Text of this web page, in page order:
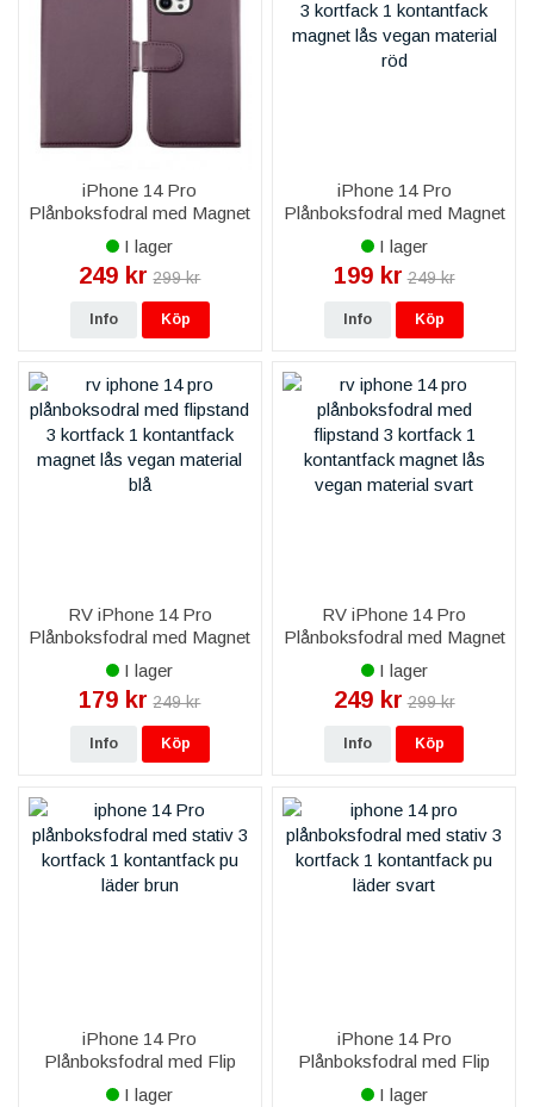
iPhone 14 Pro
Plånboksfodral med Magnet
- Lila
I lager
249 kr 299 kr
Info Köp
iPhone 14 Pro
Plånboksfodral med Magnet
- Röd
I lager
199 kr 249 kr
Info Köp
RV iPhone 14 Pro
Plånboksfodral med Magnet
- Blå
I lager
179 kr 249 kr
Info Köp
RV iPhone 14 Pro
Plånboksfodral med Magnet
- Svart
I lager
249 kr 299 kr
Info Köp
iPhone 14 Pro
Plånboksfodral med Flip
Stand - Brun
I lager
iPhone 14 Pro
Plånboksfodral med Flip
Stand - Svart
I lager